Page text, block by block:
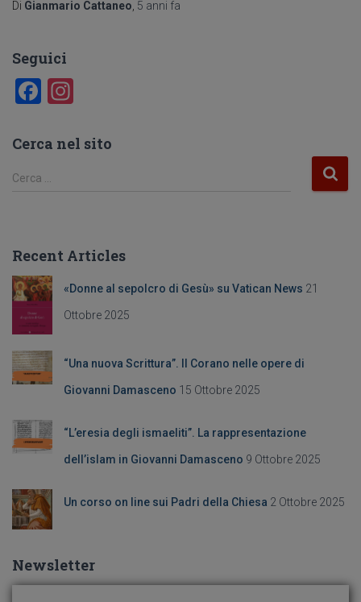
Di Gianmario Cattaneo 5 anni fa
Seguici
F
c
o
k
a
Cerca nel sito
R
c
a
p
:
Cerca …
Recent Articles
«Donne al sepolcro di Gesù» su Vatican News 21
Ottobre 2025
“Una nuova Scrittura”. Il Corano nelle opere di
Giovanni Damasceno 15 Ottobre 2025
“L’eresia degli ismaeliti”. La rappresentazione
dell’islam in Giovanni Damasceno 9 Ottobre 2025
Un corso on line sui Padri della Chiesa 2 Ottobre 2025
Newsletter